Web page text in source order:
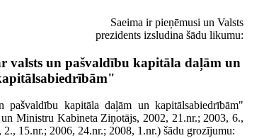
Saeima ir pieņēmusi un Valsts
prezidents izsludina šādu likumu:
valsts un pašvaldību kapitāla daļām un
kapitāla daļām un kapitālsabiedrībām"
Ministru Kabineta Ziņotājs, 2002, 21.nr.; 2003, 6.,
15.nr.; 2006, 24.nr.; 2008, 1.nr.) šādu grozījumu: